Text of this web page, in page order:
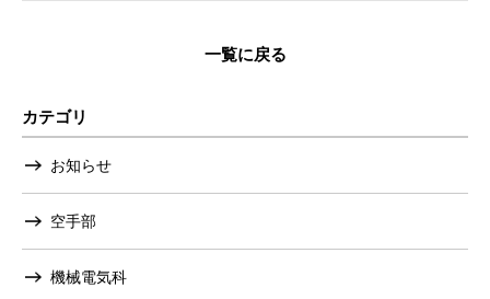
一覧に戻る
カテゴリ
お知らせ
空手部
機械電気科